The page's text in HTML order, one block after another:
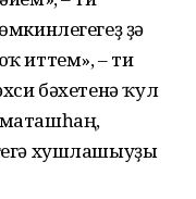
ҙә
иттем», – ти
бәхетенә ҡул
хушлашыуҙы